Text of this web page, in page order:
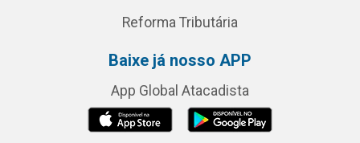
Reforma Tributária
Baixe já nosso APP
App Global Atacadista